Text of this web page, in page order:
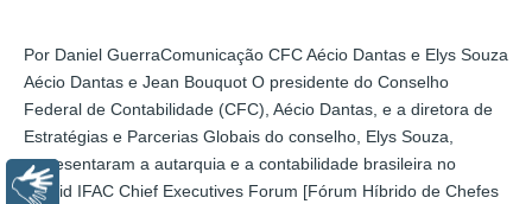
Por Daniel GuerraComunicação CFC Aécio Dantas e Elys Souza
Aécio Dantas e Jean Bouquot O presidente do Conselho
Federal de Contabilidade (CFC), Aécio Dantas, e a diretora de
Estratégias e Parcerias Globais do conselho, Elys Souza,
representaram a autarquia e a contabilidade brasileira no
Hybrid IFAC Chief Executives Forum [Fórum Híbrido de Chefes
Libras